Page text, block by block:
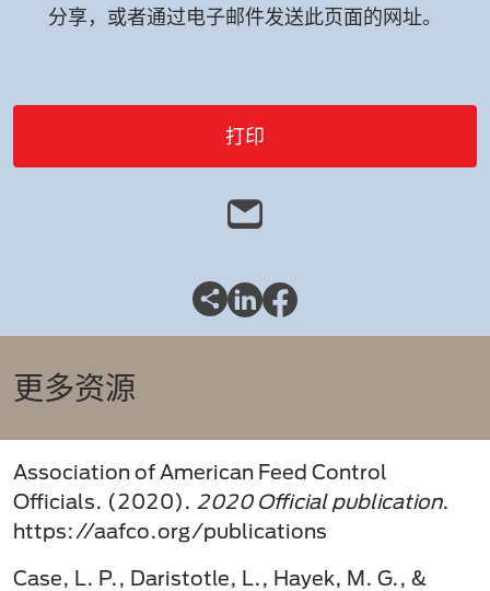
分享，或者通过电子邮件发送此页面的网址。
打印
更多资源
Association of American Feed Control
Officials. (2020). 2020 Official publication.
https://aafco.org/publications
Case, L. P., Daristotle, L., Hayek, M. G., &